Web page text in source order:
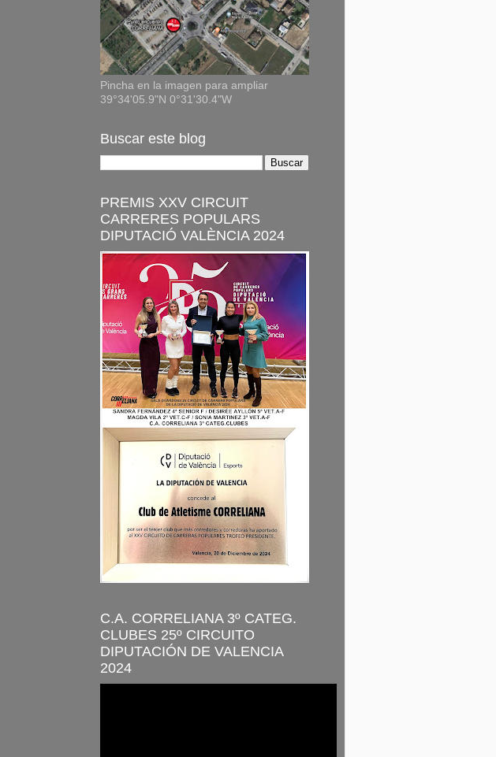
Pincha en la imagen para ampliar
39°34'05.9"N 0°31'30.4"W
Buscar este blog
PREMIS XXV CIRCUIT
CARRERES POPULARS
DIPUTACIÓ VALÈNCIA 2024
C.A. CORRELIANA 3º CATEG.
CLUBES 25º CIRCUITO
DIPUTACIÓN DE VALENCIA
2024